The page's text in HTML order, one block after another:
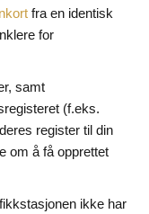
fra en identisk
for
samt
(f.eks.
register til din
om å få opprettet
ikke har